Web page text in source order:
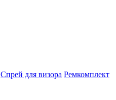
Спрей для визора Ремкомплект